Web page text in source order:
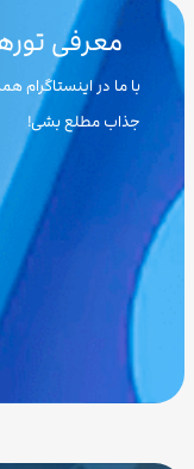
معرفی
با ما در اینستاگرام
جذاب مطلع بشی!